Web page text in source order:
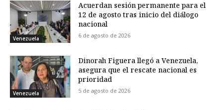
Venezuela
Acuerdan sesión permanente para el
12 de agosto tras inicio del diálogo
nacional
6 de agosto de 2026
Venezuela
Dinorah Figuera llegó a Venezuela,
asegura que el rescate nacional es
prioridad
5 de agosto de 2026